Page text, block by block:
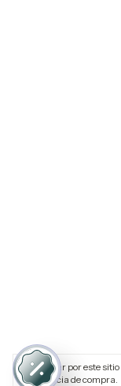
Al navegar por este sitio
experiencia de compra.